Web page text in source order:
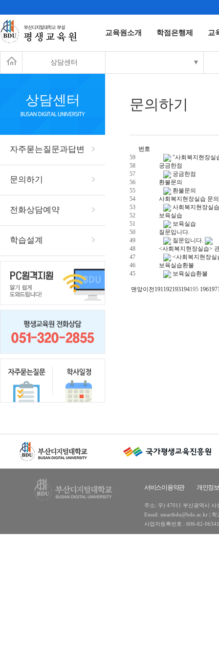
교육원소개 학점은행제 교
상담센터 ▼
상담센터
자주묻는질문과답변
문의하기
전화상담예약
학습설계
문의하기
번호
59
"사회복지현장실
58
궁금한점
57
궁금한점
56
환불문의
55
환불문의
54
사회복지현장실습 문
53
사회복지현장실
52
보육실습
51
보육실습
50
질문입니다.
49
질문입니다.
48
<사회복지현장실습>
47
<사회복지현장실
46
보육실습환불
45
보육실습환불
맨앞이전 191192193194195 196197
서비스이용약관 개인정
주소: 우) 47011 부산광역시 사
Email: smartbdu@bdu.ac.kr |
사업자등록번호 : 606-82-